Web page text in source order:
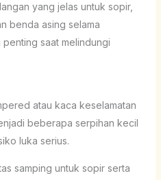
yang jelas untuk sopir,
benda asing selama
saat melindungi
atau kaca keselamatan
beberapa serpihan kecil
luka serius.
samping untuk sopir serta